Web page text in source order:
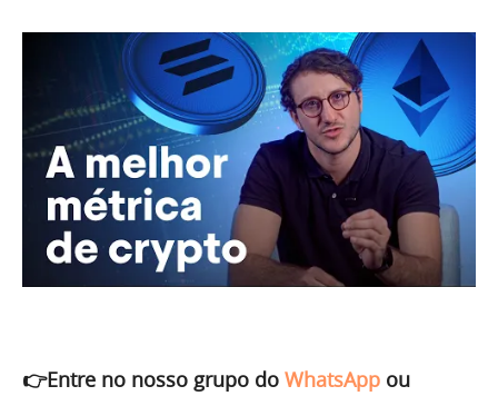
👉Entre no nosso grupo do WhatsApp ou